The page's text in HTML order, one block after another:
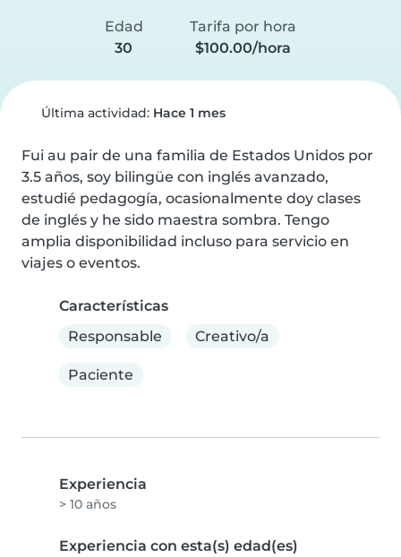
Edad
30
Tarifa por hora
$100.00/hora
Última actividad: Hace 1 mes
Fui au pair de una familia de Estados Unidos por
3.5 años, soy bilingüe con inglés avanzado,
estudié pedagogía, ocasionalmente doy clases
de inglés y he sido maestra sombra. Tengo
amplia disponibilidad incluso para servicio en
viajes o eventos.
Características
Responsable
Creativo/a
Paciente
Experiencia
> 10 años
Experiencia con esta(s) edad(es)